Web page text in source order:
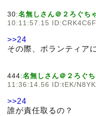
30:名無しさん＠２ろぐち
10:11:57.15
>>24
その際、ボランティア
444:名無しさん＠２ろぐ
11:36:14.56 ID:tEK/
>>24
誰が責任取るの？